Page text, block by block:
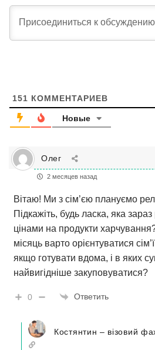
151 КОММЕНТАРИЕВ
Новые
Олег
2 месяцев назад
Вітаю! Ми з сім’єю плануємо
Підкажіть, будь ласка, яка
цінами на продукти
місяць варто орієнтуватися
якщо готувати вдома, і в яких
найвигідніше закуповуватися?
0 Ответить
Костянтин – візовий